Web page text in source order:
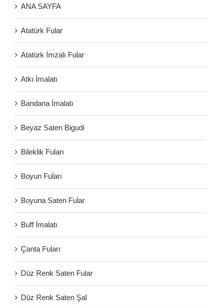
ANA SAYFA
Atatürk Fular
Atatürk İmzalı Fular
Atkı İmalatı
Bandana İmalatı
Beyaz Saten Bigudi
Bileklik Fuları
Boyun Fuları
Boyuna Saten Fular
Buff İmalatı
Çanta Fuları
Düz Renk Saten Fular
Düz Renk Saten Şal